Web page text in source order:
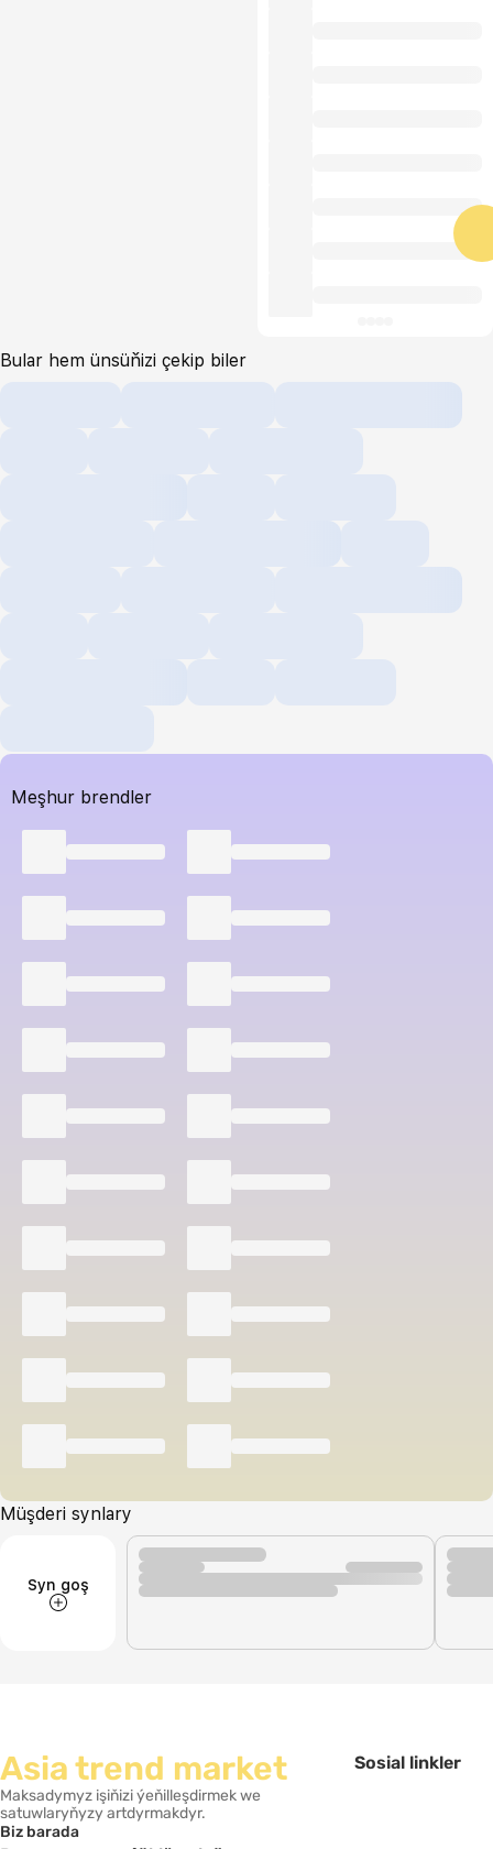
Bular hem ünsüňizi çekip biler
Meşhur brendler
Müşderi synlary
Syn goş
Asia trend market
Maksadymyz işiňizi ýeňilleşdirmek we
satuwlaryňyzy artdyrmakdyr.
Biz barada
Sosial linkler